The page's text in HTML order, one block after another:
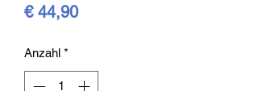
€ 44,90Preis
Anzahl *